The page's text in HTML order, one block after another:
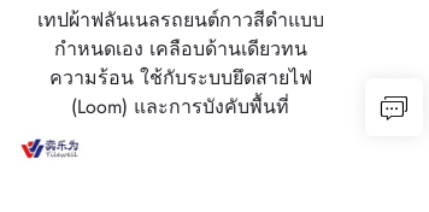
เทปผ้าฟลันเนลรถยนต์กาวสีดำแบบ
กำหนดเอง เคลือบด้านเดียวทน
ความร้อน ใช้กับระบบยึดสายไฟ
(Loom) และการบังคับพื้นที่